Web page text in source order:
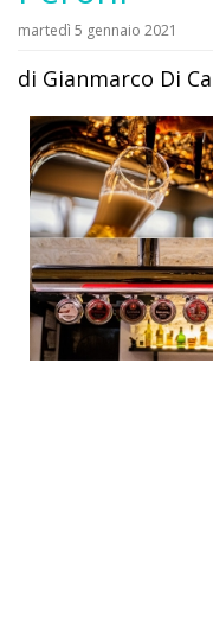
martedì 5 gennaio 2021
di Gianmarco Di